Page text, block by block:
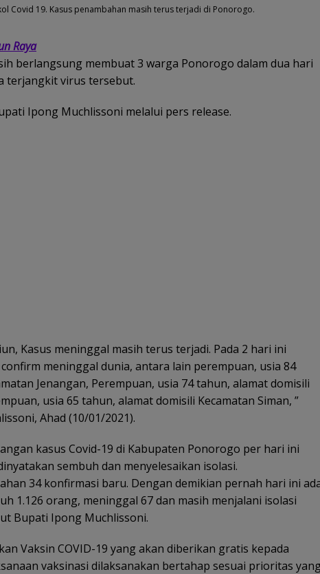
Covid 19. Kasus penambahan masih terus terjadi di Ponorogo.
Raya
berlangsung membuat 3 warga Ponorogo dalam dua hari
terjangkit virus tersebut.
Ipong Muchlissoni melalui pers release.
Kasus meninggal masih terus terjadi. Pada 2 hari ini
meninggal dunia, antara lain perempuan, usia 84
Jenangan, Perempuan, usia 74 tahun, alamat domisili
usia 65 tahun, alamat domisili Kecamatan Siman, ”
Ahad (10/01/2021).
kasus Covid-19 di Kabupaten Ponorogo per hari ini
sembuh dan menyelesaikan isolasi.
34 konfirmasi baru. Dengan demikian pernah hari ini
1.126 orang, meninggal 67 dan masih menjalani isolasi
Bupati Ipong Muchlissoni.
Vaksin COVID-19 yang akan diberikan gratis kepada
vaksinasi dilaksanakan bertahap sesuai prioritas